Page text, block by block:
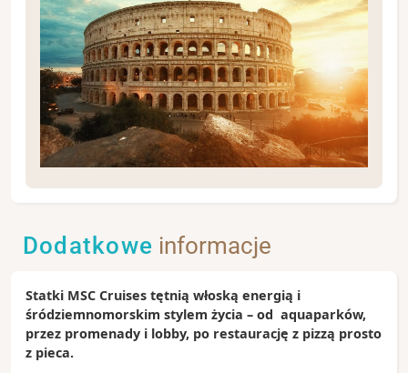
Civitavecchia na trasie rejsu daje wiele możliwości
Wiecznego Miasta zajmuje jedynie 60 minut
Civitavecchi lub wybrać się na wycieczkę koleją do
innych nadmorskich miejscowości - polecamy Santa
Severa z plażami i zamkiem na brzegu morza oraz
Orbetello położone na cyplu pomiędzy lagunami.
Dodatkowe informacje
Statki MSC Cruises tętnią włoską energią i
śródziemnomorskim stylem życia – od aquaparków,
przez promenady i lobby, po restaurację z pizzą prosto
z pieca.